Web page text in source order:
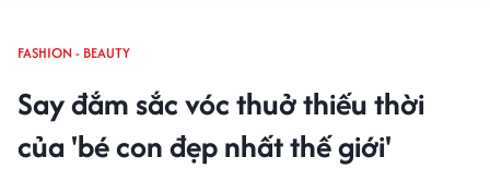
FASHION - BEAUTY
Say đắm sắc vóc thuở thiếu thời
của 'bé con đẹp nhất thế giới'